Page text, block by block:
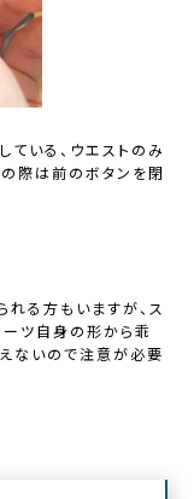
ている、ウエストのみ
際は前のボタンを閉
れる方もいますが、ス
ツ自身の形から乖
ないので注意が必要